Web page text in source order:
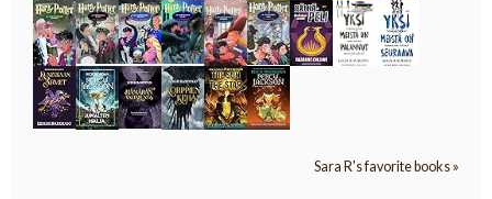
Sara R's favorite books »